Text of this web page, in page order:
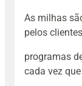
As milhas
pelos
programas
cada vez